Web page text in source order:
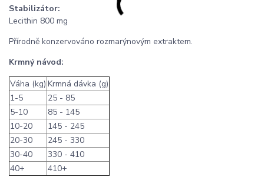
Stabilizátor:
Lecithin 800 mg
Přírodně konzervováno rozmarýnovým extraktem.
Krmný návod:
Váha (kg) Krmná dávka (g)
1-5
25 - 85
5-10
85 - 145
10-20
145 - 245
20-30
245 - 330
30-40
330 - 410
40+
410+